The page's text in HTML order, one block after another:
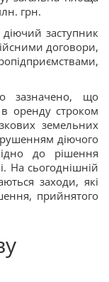
грн.
діючий заступник
договори,
зазначено, що
оренду строком
земельних
діючого
до рішення
На сьогоднішній
заходи, які
прийнятого